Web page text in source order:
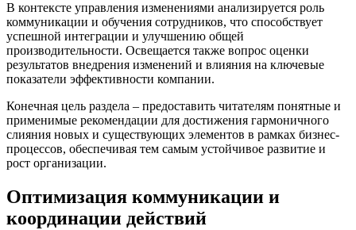
В контексте управления изменениями анализируется роль
коммуникации и обучения сотрудников, что способствует
успешной интеграции и улучшению общей
производительности. Освещается также вопрос оценки
результатов внедрения изменений и влияния на ключевые
показатели эффективности компании.
Конечная цель раздела – предоставить читателям понятные и
применимые рекомендации для достижения гармоничного
слияния новых и существующих элементов в рамках бизнес-
процессов, обеспечивая тем самым устойчивое развитие и
рост организации.
Оптимизация коммуникации и
координации действий